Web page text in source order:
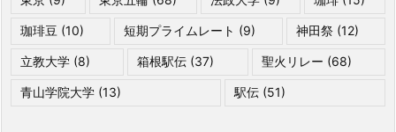
珈琲豆 (10) 短期プライムレート (9) 神田祭(12)
立教大学 (8) 箱根駅伝 (37) 聖火リレー (68)
青山学院大学 (13) 駅伝 (51)